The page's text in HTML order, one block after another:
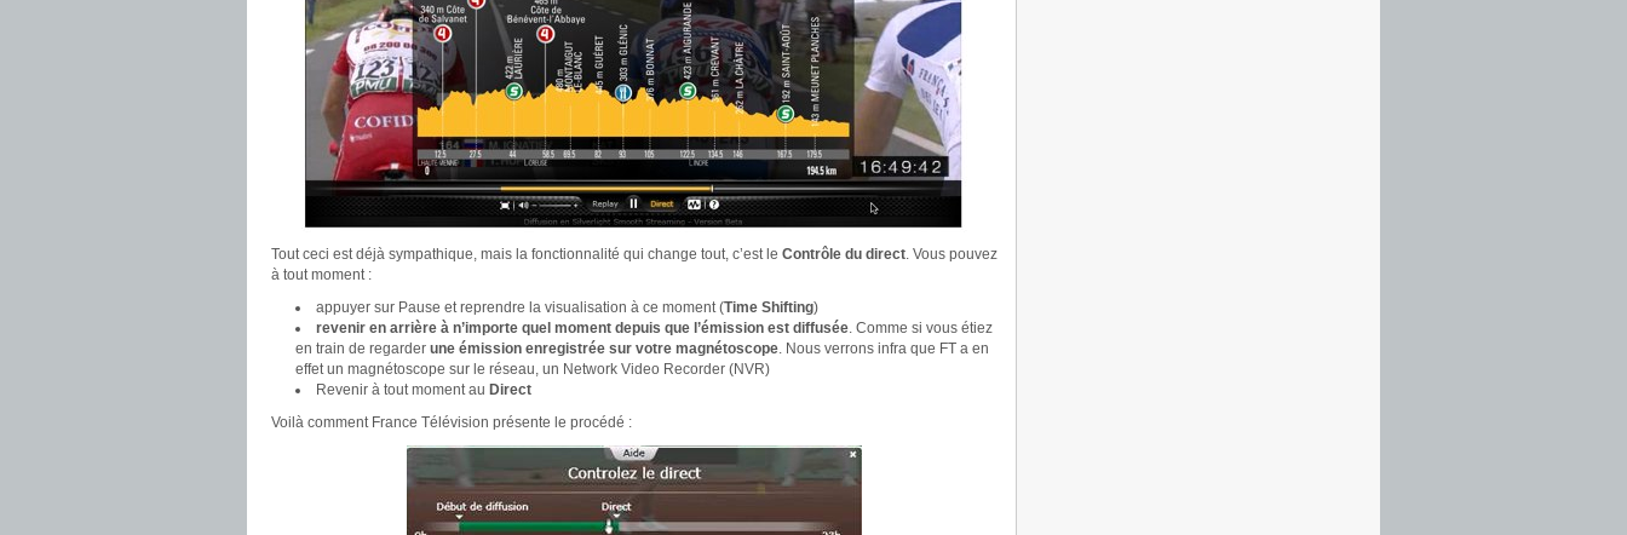
Tout ceci est déjà sympathique, mais la fonctionnalité qui change tout, c’est le Contrôle du direct. Vous pouvez
à tout moment :
appuyer sur Pause et reprendre la visualisation à ce moment (Time Shifting)
revenir en arrière à n’importe quel moment depuis que l’émission est diffusée. Comme si vous étiez
en train de regarder une émission enregistrée sur votre magnétoscope. Nous verrons infra que FT a en
effet un magnétoscope sur le réseau, un Network Video Recorder (NVR)
Revenir à tout moment au Direct
Voilà comment France Télévision présente le procédé :